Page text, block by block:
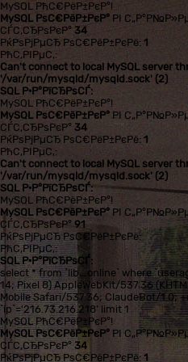
MySQL РћС€РёР±РєР°!
MySQL РѕС€РёР±РєР° РІ
СЃС‚СЂРѕРєР° 34
РќРѕРјРµСЂ РѕС€РёР±РєРё: 1
РћС‚РІРµС‚:
Can't connect to local MySQL server
'/var/run/mysqld/mysqld.sock' (2)
SQL Р·Р°РїСЂРѕСЃ:
MySQL РћС€РёР±РєР°!
MySQL РѕС€РёР±РєР° РІ
СЃС‚СЂРѕРєР° 34
РќРѕРјРµСЂ РѕС€РёР±РєРё: 1
РћС‚РІРµС‚:
Can't connect to local MySQL server
'/var/run/mysqld/mysqld.sock' (2)
SQL Р·Р°РїСЂРѕСЃ:
MySQL РћС€РёР±РєР°!
MySQL РѕС€РёР±РєР° РІ
СЃС‚СЂРѕРєР° 91
РќРѕРјРµСЂ РѕС€РёР±РєРё:
РћС‚РІРµС‚:
SQL Р·Р°РїСЂРѕСЃ:
select * from `lib_online` where
14; Pixel 8) AppleWebKit/537.36
Mobile Safari/537.36; ClaudeBot/1.0;
`ip`='216.73.216.218' limit 1
MySQL РћС€РёР±РєР°!
MySQL РѕС€РёР±РєР° РІ
СЃС‚СЂРѕРєР°34
РќРѕРјРµСЂ РѕС€РёР±РєРё: 1